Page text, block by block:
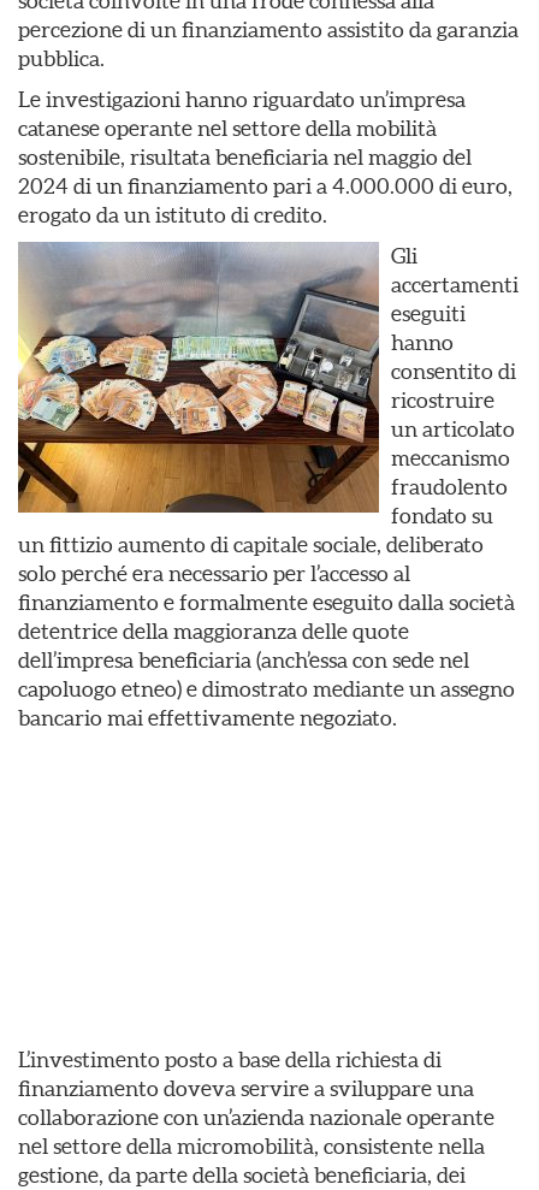
percezione di un finanziamento assistito da garanzia
pubblica.
Le investigazioni hanno riguardato un’impresa
catanese operante nel settore della mobilità
sostenibile, risultata beneficiaria nel maggio del
2024 di un finanziamento pari a 4.000.000 di euro,
erogato da un istituto di credito.
Gli
accertamenti
eseguiti
hanno
consentito di
ricostruire
un articolato
meccanismo
fraudolento
fondato su
un fittizio aumento di capitale sociale, deliberato
solo perché era necessario per l’accesso al
finanziamento e formalmente eseguito dalla società
detentrice della maggioranza delle quote
dell’impresa beneficiaria (anch’essa con sede nel
capoluogo etneo) e dimostrato mediante un assegno
bancario mai effettivamente negoziato.
L’investimento posto a base della richiesta di
finanziamento doveva servire a sviluppare una
collaborazione con un’azienda nazionale operante
nel settore della micromobilità, consistente nella
gestione, da parte della società beneficiaria, dei